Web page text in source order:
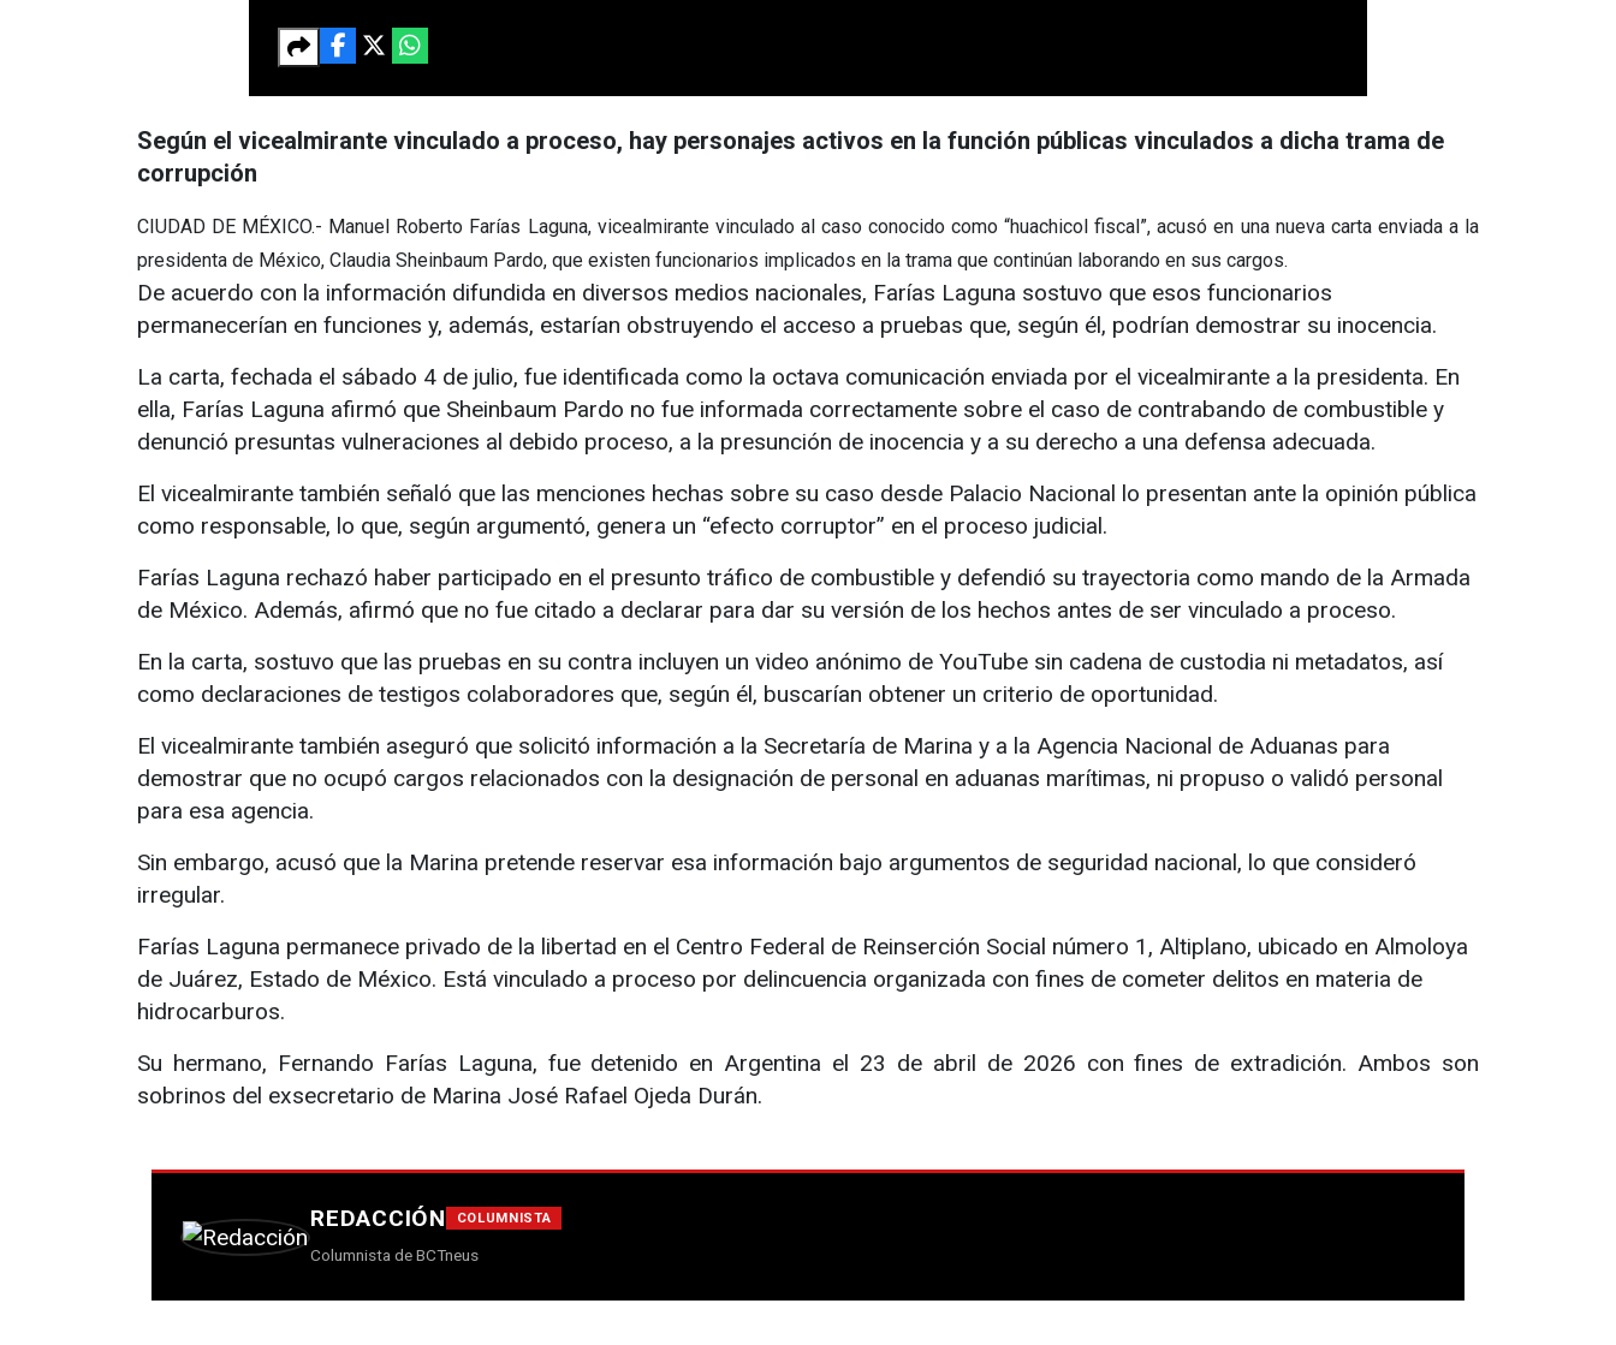
Según el vicealmirante vinculado a proceso, hay personajes activos en la función públicas vinculados a dicha trama de
corrupción
CIUDAD DE MÉXICO.- Manuel Roberto Farías Laguna, vicealmirante vinculado al caso conocido como “huachicol fiscal”, acusó en una nueva carta enviada a la
presidenta de México, Claudia Sheinbaum Pardo, que existen funcionarios implicados en la trama que continúan laborando en sus cargos.
De acuerdo con la información difundida en diversos medios nacionales, Farías Laguna sostuvo que esos funcionarios
permanecerían en funciones y, además, estarían obstruyendo el acceso a pruebas que, según él, podrían demostrar su inocencia.
La carta, fechada el sábado 4 de julio, fue identificada como la octava comunicación enviada por el vicealmirante a la presidenta. En
ella, Farías Laguna afirmó que Sheinbaum Pardo no fue informada correctamente sobre el caso de contrabando de combustible y
denunció presuntas vulneraciones al debido proceso, a la presunción de inocencia y a su derecho a una defensa adecuada.
El vicealmirante también señaló que las menciones hechas sobre su caso desde Palacio Nacional lo presentan ante la opinión pública
como responsable, lo que, según argumentó, genera un “efecto corruptor” en el proceso judicial.
Farías Laguna rechazó haber participado en el presunto tráfico de combustible y defendió su trayectoria como mando de la Armada
de México. Además, afirmó que no fue citado a declarar para dar su versión de los hechos antes de ser vinculado a proceso.
En la carta, sostuvo que las pruebas en su contra incluyen un video anónimo de YouTube sin cadena de custodia ni metadatos, así
como declaraciones de testigos colaboradores que, según él, buscarían obtener un criterio de oportunidad.
El vicealmirante también aseguró que solicitó información a la Secretaría de Marina y a la Agencia Nacional de Aduanas para
demostrar que no ocupó cargos relacionados con la designación de personal en aduanas marítimas, ni propuso o validó personal
para esa agencia.
Sin embargo, acusó que la Marina pretende reservar esa información bajo argumentos de seguridad nacional, lo que consideró
irregular.
Farías Laguna permanece privado de la libertad en el Centro Federal de Reinserción Social número 1, Altiplano, ubicado en Almoloya
de Juárez, Estado de México. Está vinculado a proceso por delincuencia organizada con fines de cometer delitos en materia de
hidrocarburos.
Su hermano, Fernando Farías Laguna, fue detenido en Argentina el 23 de abril de 2026 con fines de extradición. Ambos son
sobrinos del exsecretario de Marina José Rafael Ojeda Durán.
REDACCIÓN COLUMNISTA
Columnista de BCTneus